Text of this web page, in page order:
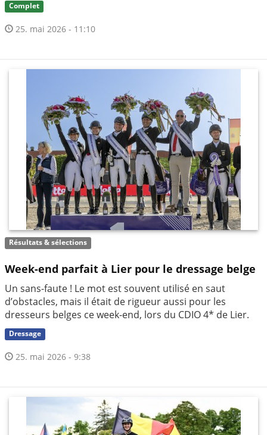
Complet
25. mai 2026 - 11:10
Résultats & sélections
Week-end parfait à Lier pour le dressage belge
Un sans-faute ! Le mot est souvent utilisé en saut
d’obstacles, mais il était de rigueur aussi pour les
dresseurs belges ce week-end, lors du CDIO 4* de Lier.
Dressage
25. mai 2026 - 9:38